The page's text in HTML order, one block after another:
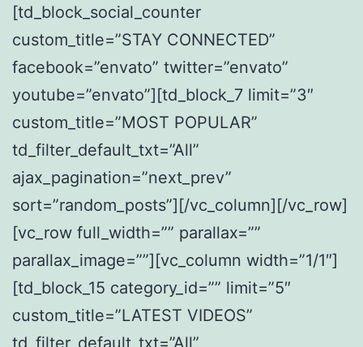
[td_block_social_counter
custom_title=”STAY CONNECTED”
facebook=”envato” twitter=”envato”
youtube=”envato”][td_block_7 limit=”3″
custom_title=”MOST POPULAR”
td_filter_default_txt=”All”
ajax_pagination=”next_prev”
sort=”random_posts”][/vc_column][/vc_row]
[vc_row full_width=”” parallax=””
parallax_image=””][vc_column width=”1/1″]
[td_block_15 category_id=”” limit=”5″
custom_title=”LATEST VIDEOS”
td_filter_default_txt=”All”